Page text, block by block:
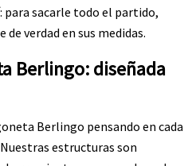
para sacarle todo el partido,
de verdad en sus medidas.
Berlingo: diseñada
Berlingo pensando en cada
estructuras son